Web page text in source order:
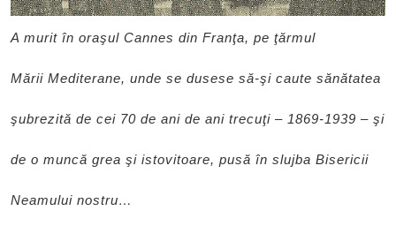
A murit în oraşul Cannes din Franţa, pe ţărmul
Mării Mediterane, unde se dusese să-şi caute sănătatea
şubrezită de cei 70 de ani de ani trecuţi – 1869-1939 – şi
de o muncă grea şi istovitoare, pusă în slujba Bisericii
Neamului nostru…